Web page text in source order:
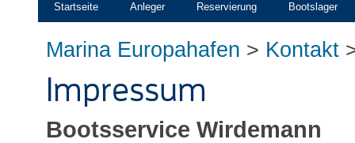
Startseite Anleger Reservierung Bootslager
Marina Europahafen > Kontakt
Impressum
Bootsservice Wirdemann